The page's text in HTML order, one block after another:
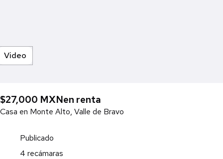
Video
$27,000 MXNen renta
Casa en Monte Alto, Valle de Bravo
Publicado
4 recámaras